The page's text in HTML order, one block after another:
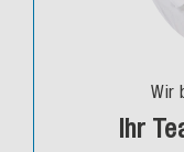
Wir
Ihr